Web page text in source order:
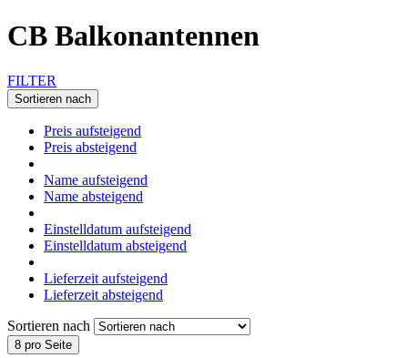
CB Balkonantennen
FILTER
Sortieren nach
Preis aufsteigend
Preis absteigend
Name aufsteigend
Name absteigend
Einstelldatum aufsteigend
Einstelldatum absteigend
Lieferzeit aufsteigend
Lieferzeit absteigend
Sortieren nach
8 pro Seite